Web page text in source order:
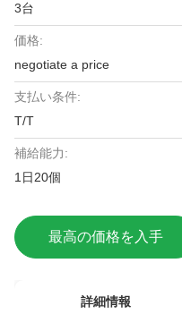
3台
価格:
negotiate a price
支払い条件:
T/T
補給能力:
1日20個
最高の価格を入手
詳細情報